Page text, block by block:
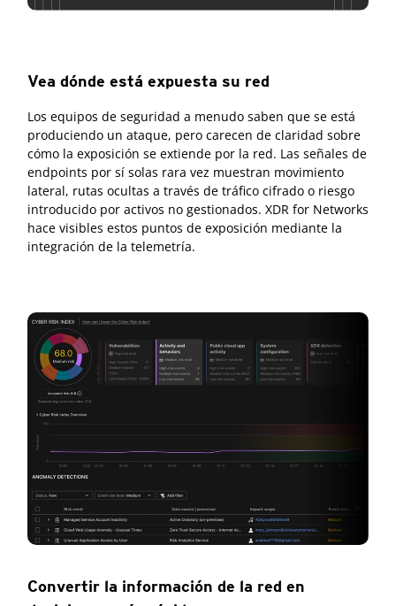
Vea dónde está expuesta su red
Los equipos de seguridad a menudo saben que se está
produciendo un ataque, pero carecen de claridad sobre
cómo la exposición se extiende por la red. Las señales de
endpoints por sí solas rara vez muestran movimiento
lateral, rutas ocultas a través de tráfico cifrado o riesgo
introducido por activos no gestionados. XDR for Networks
hace visibles estos puntos de exposición mediante la
integración de la telemetría.
Convertir la información de la red en